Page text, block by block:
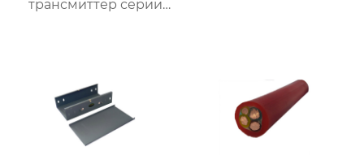
трансмиттер серии